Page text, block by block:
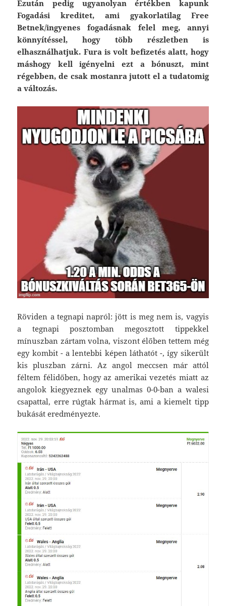
Ezután pedig ugyanolyan értékben kapunk
Fogadási kreditet, ami gyakorlatilag Free
Betnek/ingyenes fogadásnak felel meg, annyi
könnyítéssel, hogy több részletben is
elhasználhatjuk. Fura is volt befizetés alatt, hogy
máshogy kell igényelni ezt a bónuszt, mint
régebben, de csak mostanra jutott el a tudatomig
a változás.
Röviden a tegnapi napról: jött is meg nem is, vagyis
a tegnapi posztomban megosztott tippekkel
mínuszban zártam volna, viszont élőben tettem még
egy kombit - a lentebbi képen láthatót -, így sikerült
kis pluszban zárni. Az angol meccsen már attól
féltem félidőben, hogy az amerikai vezetés miatt az
angolok kiegyeznek egy unalmas 0-0-ban a walesi
csapattal, erre rúgtak hármat is, ami a kiemelt tipp
bukását eredményezte.